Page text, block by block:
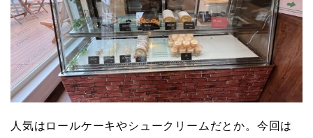
人気はロールケーキやシュークリームだとか。今回は